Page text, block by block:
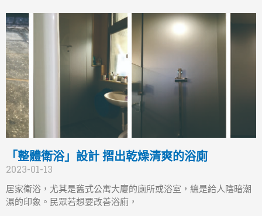
「整體衛浴」設計 摺出乾燥清爽的浴廁
2023-01-13
居家衛浴，尤其是舊式公寓大廈的廁所或浴室，總是給人陰暗潮
濕的印象。民眾若想要改善浴廁，